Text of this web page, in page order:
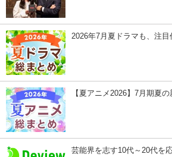
2026年7月夏ドラマも、注目
【夏アニメ2026】7月期夏
芸能界を志す10代～20代を